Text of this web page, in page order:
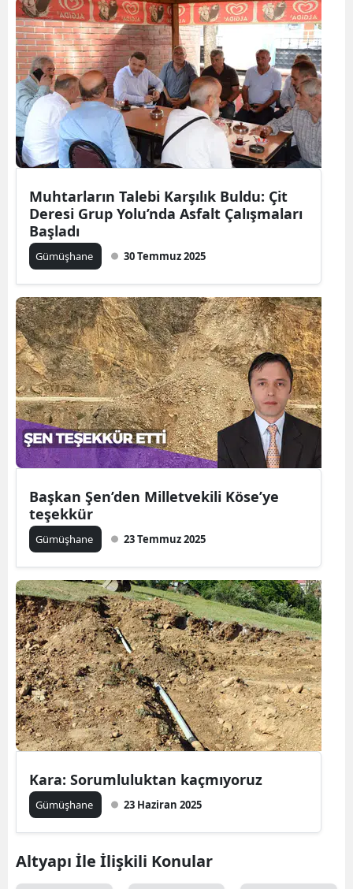
Muhtarların Talebi Karşılık Buldu: Çit
Deresi Grup Yolu’nda Asfalt Çalışmaları
Başladı
Gümüşhane 30 Temmuz 2025
Başkan Şen’den Milletvekili Köse’ye
teşekkür
Gümüşhane 23 Temmuz 2025
Kara: Sorumluluktan kaçmıyoruz
Gümüşhane 23 Haziran 2025
Altyapı İle İlişkili Konular